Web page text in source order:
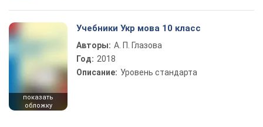
показать
обложку
Учебники Укр мова 10 класс
Авторы: А. П. Глазова
Год: 2018
Описание: Уровень стандарта